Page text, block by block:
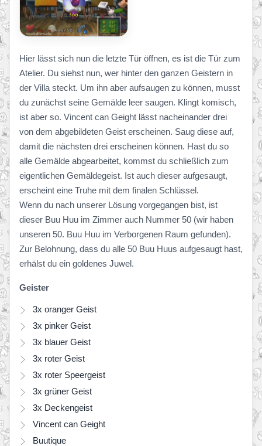
Hier lässt sich nun die letzte Tür öffnen, es ist die Tür zum
Atelier. Du siehst nun, wer hinter den ganzen Geistern in
der Villa steckt. Um ihn aber aufsaugen zu können, musst
du zunächst seine Gemälde leer saugen. Klingt komisch,
ist aber so. Vincent can Geight lässt nacheinander drei
von dem abgebildeten Geist erscheinen. Saug diese auf,
damit die nächsten drei erscheinen können. Hast du so
alle Gemälde abgearbeitet, kommst du schließlich zum
eigentlichen Gemäldegeist. Ist auch dieser aufgesaugt,
erscheint eine Truhe mit dem finalen Schlüssel.
Wenn du nach unserer Lösung vorgegangen bist, ist
dieser Buu Huu im Zimmer auch Nummer 50 (wir haben
unseren 50. Buu Huu im Verborgenen Raum gefunden).
Zur Belohnung, dass du alle 50 Buu Huus aufgesaugt hast,
erhälst du ein goldenes Juwel.
Geister
3x oranger Geist
3x pinker Geist
3x blauer Geist
3x roter Geist
3x roter Speergeist
3x grüner Geist
3x Deckengeist
Vincent can Geight
Buutique